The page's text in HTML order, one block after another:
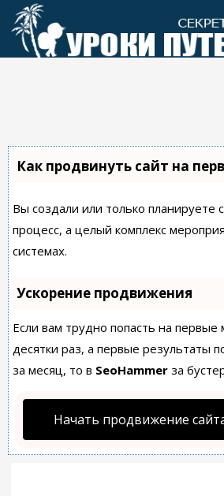
Перейти
контенту
Как продвинуть сайт на
Вы создали или только планируете
процесс, а целый комплекс
системах.
Ускорение продвижения
Если вам трудно попасть на
десятки раз, а первые результаты
за месяц, то в SeoHammer за
Начать продвижение